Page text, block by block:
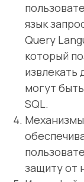
язык
Query
который
извлекать
могут
SQL.
защиту от